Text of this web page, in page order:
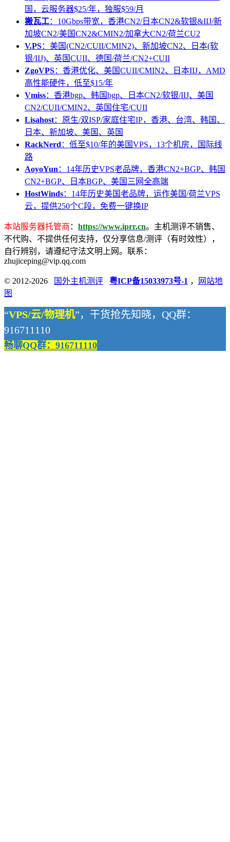
国，云服务器$25/年，独服$59/月
搬瓦工：10Gbps带宽，香港CN2/日本CN2&软银&IIJ/新
加坡CN2/美国CN2&CMIN2/加拿大CN2/荷兰CU2
V.PS：美国(CN2/CUII/CMIN2)、新加坡CN2、日本(软
银/IIJ)、英国CUII、德国/荷兰/CN2+CUII
ZgoVPS：香港优化、美国CUII/CMIN2、日本IIJ，AMD
高性能硬件，低至$15/年
Vmiss：香港bgp、韩国bgp、日本CN2/软银/IIJ、美国
CN2/CUII/CMIN2、英国住宅/CUII
Lisahost：原生/双ISP/家庭住宅IP，香港、台湾、韩国、
日本、新加坡、美国、英国
RackNerd ：低至$10/年的美国VPS，13个机房，国际线
路
AoyoYun ：14年历史VPS老品牌，香港CN2+BGP、韩国
CN2+BGP、日本BGP、美国三网全高端
HostWinds：14年历史美国老品牌，运作美国/荷兰VPS
云，提供250个C段，免费一键换IP
本站服务器托管商 ： https://www.iprr.cn。主机测评不销售、
不代购、不提供任何支持，仅分享信息/测评（有时效性），
自行辨别，请遵纪守法文明上网。联系：
zhujiceping@vip.qq.com
© 2012-2026 国外主机测评 粤ICP备15033973号-1 ，
网站地
图
“VPS/云/物理机”，干货抢先知晓，QQ群：
916711110
畅聊QQ群：916711110